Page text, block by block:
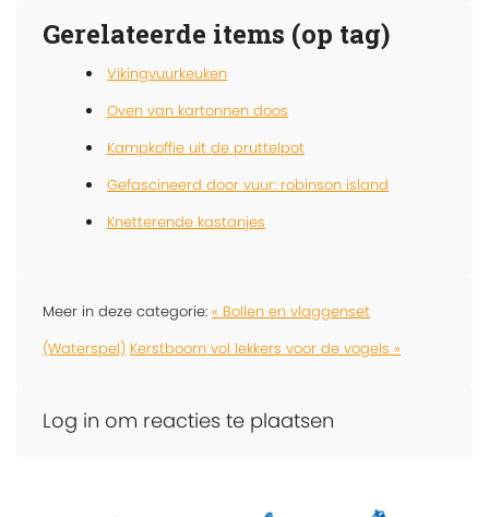
Gerelateerde items (op tag)
Vikingvuurkeuken
Oven van kartonnen doos
Kampkoffie uit de pruttelpot
Gefascineerd door vuur: robinson island
Knetterende kastanjes
Meer in deze categorie: « Bollen en vlaggenset
(Waterspel) Kerstboom vol lekkers voor de vogels »
Log in om reacties te plaatsen